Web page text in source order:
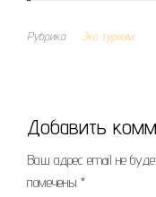
Рубрика Эко туризм
Добавить
Ваш адрес email не
помечены *